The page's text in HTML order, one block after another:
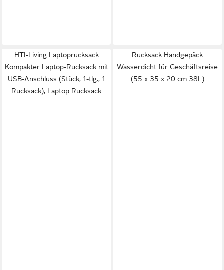
HTI-Living Laptoprucksack
Kompakter Laptop-Rucksack mit
USB-Anschluss (Stück, 1-tlg., 1
Rucksack), Laptop Rucksack
Rucksack Handgepäck
Wasserdicht für Geschäftsreise
(55 x 35 x 20 cm 38L)